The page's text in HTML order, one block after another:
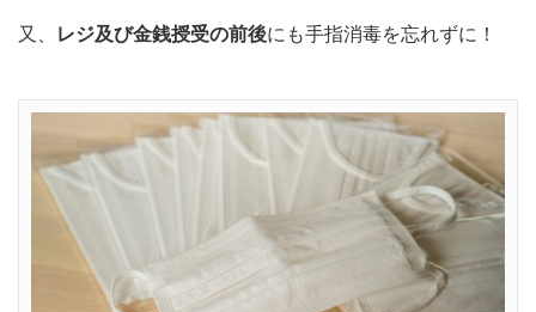
又、 レジ及び金銭授受の前後にも手指消毒を忘れずに！